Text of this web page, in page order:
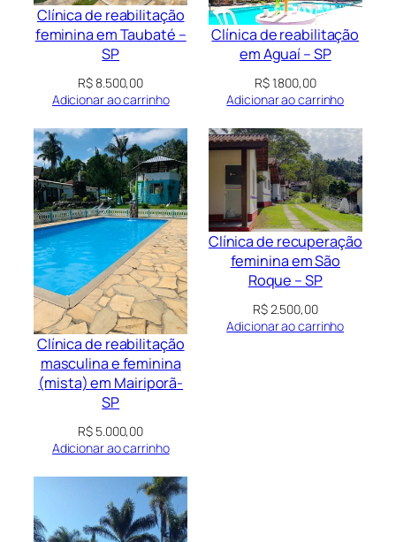
Clínica de reabilitação
feminina em Taubaté –
SP
R$8.500,00
Adicionar ao carrinho
Clínica de reabilitação
em Aguaí – SP
R$1.800,00
Adicionar ao carrinho
Clínica de reabilitação
masculina e feminina
(mista) em Mairiporã-
SP
R$ 5.000,00
Adicionar ao carrinho
Clínica de recuperação
feminina em São
Roque – SP
R$2.500,00
Adicionar ao carrinho